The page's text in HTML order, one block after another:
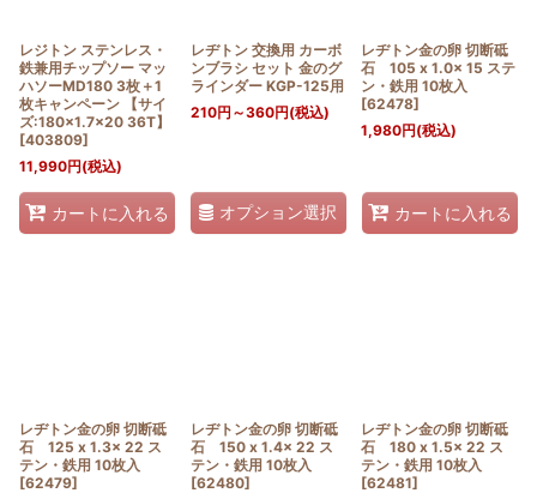
レジトン ステンレス・
鉄兼用チップソー マッ
ハソーMD180 3枚＋1
枚キャンペーン 【サイ
ズ:180×1.7×20 36T】
[403809]
11,990円(税込)
カートに入れる
レヂトン 交換用 カーボ
ンブラシ セット 金のグ
ラインダー KGP-125用
210円 ～360円(税込)
オプション選択
レヂトン金の卵 切断砥
石 105 x 1.0x 15 ステ
ン・鉄用 10枚入
[62478]
1,980円(税込)
カートに入れる
レヂトン金の卵 切断砥
石 125 x 1.3x 22 ス
テン・鉄用 10枚入
[62479]
レヂトン金の卵 切断砥
石 150 x 1.4x 22 ス
テン・鉄用 10枚入
[62480]
レヂトン金の卵 切断砥
石 180 x 1.5x 22 ス
テン・鉄用 10枚入
[62481]